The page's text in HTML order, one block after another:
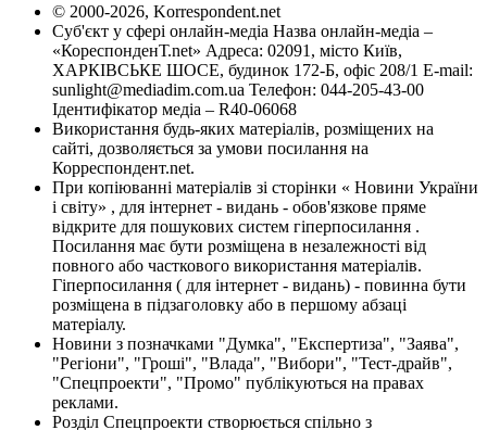
© 2000-2026, Korrespondent.net
Суб'єкт у сфері онлайн-медіа Назва онлайн-медіа –
«КореспонденТ.net» Адреса: 02091, місто Київ,
ХАРКІВСЬКЕ ШОСЕ, будинок 172-Б, офіс 208/1 E-mail:
sunlight@mediadim.com.ua Телефон: 044-205-43-00
Ідентифікатор медіа – R40-06068
Використання будь-яких матеріалів, розміщених на
сайті, дозволяється за умови посилання на
Корреспондент.net.
При копіюванні матеріалів зі сторінки « Новини України
і світу» , для інтернет - видань - обов'язкове пряме
відкрите для пошукових систем гіперпосилання .
Посилання має бути розміщена в незалежності від
повного або часткового використання матеріалів.
Гіперпосилання ( для інтернет - видань) - повинна бути
розміщена в підзаголовку або в першому абзаці
матеріалу.
Новини з позначками "Думка", "Експертиза", "Заява",
"Регіони", "Гроші", "Влада", "Вибори", "Тест-драйв",
"Спецпроекти", "Промо" публікуються на правах
реклами.
Розділ Спецпроекти створюється спільно з